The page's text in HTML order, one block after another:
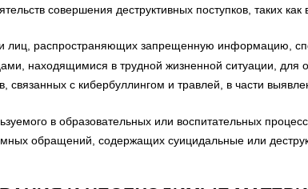
совершения деструктивных поступков, таких
лиц, распространяющих запрещенную информацию,
находящимися в трудной жизненной ситуации, для
связанных с кибербуллингом и травлей, в части
в образовательных или воспитательных
обращений, содержащих суицидальные или